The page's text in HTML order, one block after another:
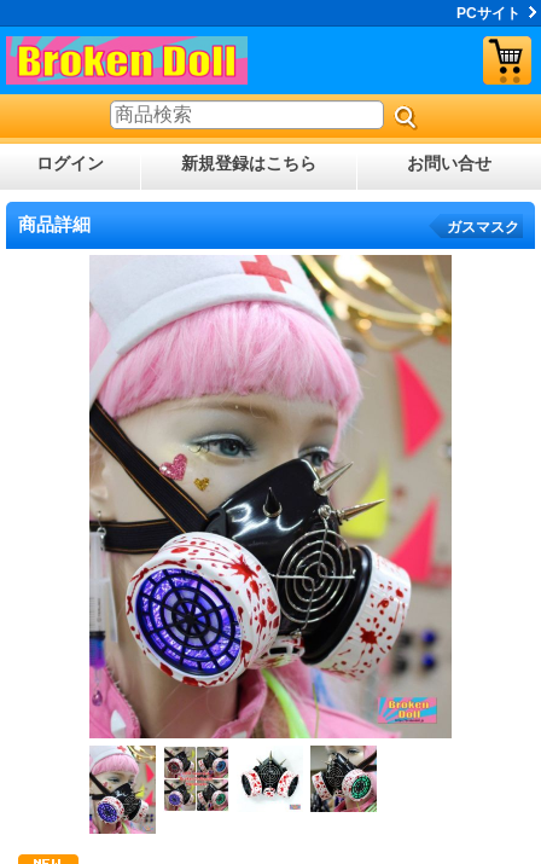
PCサイト
ログイン 新規登録はこちら お問い合せ
商品詳細 ガスマスク